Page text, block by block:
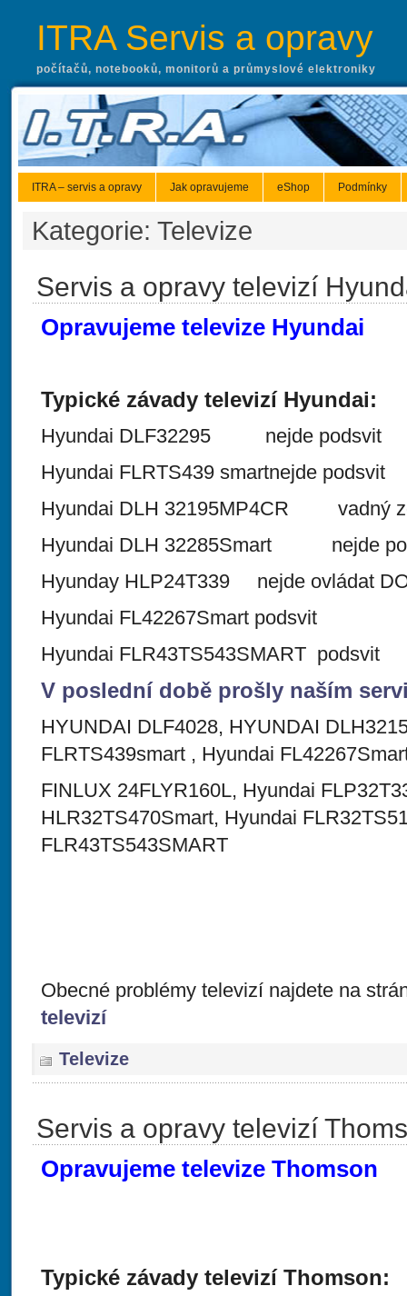
ITRA Servis a opravy
počítačů, notebooků, monitorů a průmyslové elektroniky
ITRA – servis a opravy Jak opravujeme eShop Podmínky
Kategorie: Televize
Servis a opravy televizí
Opravujeme televize Hyundai
Typické závady televizí Hyundai:
Hyundai DLF32295 nejde podsvit
Hyundai FLRTS439 smartnejde podsvit
Hyundai DLH 32195MP4CR vadný
Hyundai DLH 32285Smart nejde
Hyunday HLP24T339 nejde ovládat
Hyundai FL42267Smart podsvit
Hyundai FLR43TS543SMART podsvit
V poslední době prošly naším
HYUNDAI DLF4028, HYUNDAI
FLRTS439smart , Hyundai
FINLUX 24FLYR160L, Hyundai
HLR32TS470Smart, Hyundai
FLR43TS543SMART
Obecné problémy televizí najdete na
televizí
Televize
Servis a opravy televizí
Opravujeme televize Thomson
Typické závady televizí Thomson: